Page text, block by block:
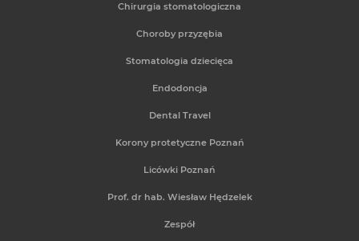
Chirurgia stomatologiczna
Choroby przyzębia
Stomatologia dziecięca
Endodoncja
Dental Travel
Korony protetyczne Poznań
Licówki Poznań
Prof. dr hab. Wiesław Hędzelek
Zespół